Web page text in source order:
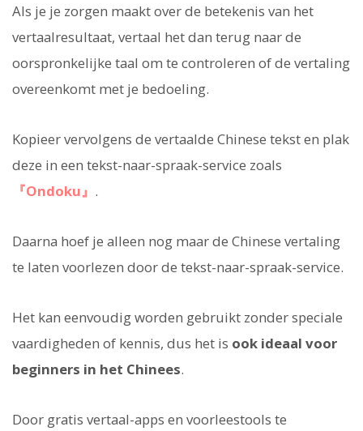
Als je je zorgen maakt over de betekenis van het
vertaalresultaat, vertaal het dan terug naar de
oorspronkelijke taal om te controleren of de vertaling
overeenkomt met je bedoeling.
Kopieer vervolgens de vertaalde Chinese tekst en plak
deze in een tekst-naar-spraak-service zoals
『Ondoku』 .
Daarna hoef je alleen nog maar de Chinese vertaling
te laten voorlezen door de tekst-naar-spraak-service.
Het kan eenvoudig worden gebruikt zonder speciale
vaardigheden of kennis, dus het is ook ideaal voor
beginners in het Chinees.
Door gratis vertaal-apps en voorleestools te